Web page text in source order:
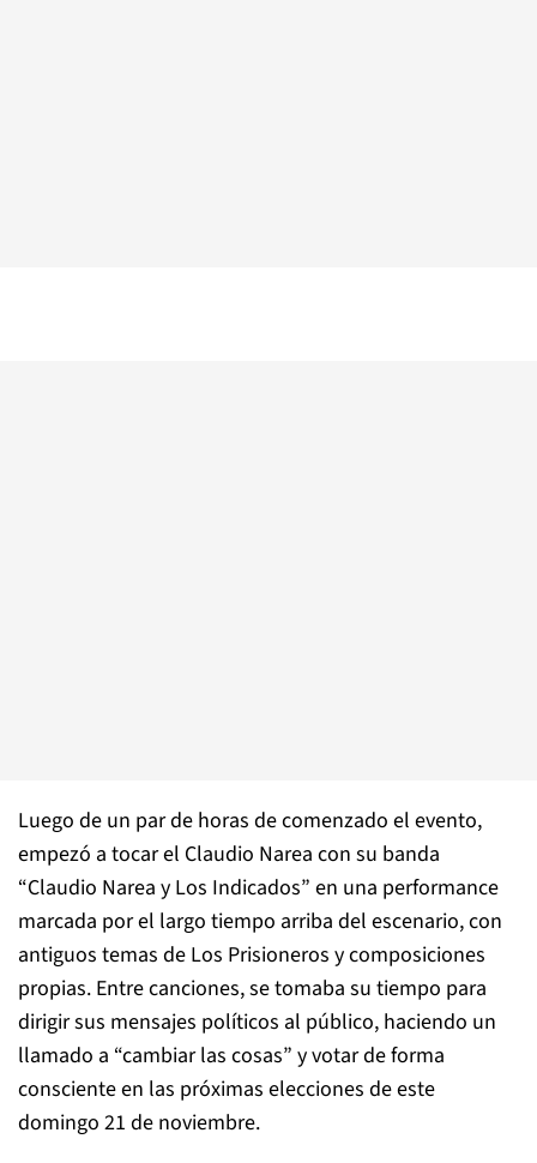
Luego de un par de horas de comenzado el evento,
empezó a tocar el Claudio Narea con su banda
“Claudio Narea y Los Indicados” en una performance
marcada por el largo tiempo arriba del escenario, con
antiguos temas de Los Prisioneros y composiciones
propias. Entre canciones, se tomaba su tiempo para
dirigir sus mensajes políticos al público, haciendo un
llamado a “cambiar las cosas” y votar de forma
consciente en las próximas elecciones de este
domingo 21 de noviembre.